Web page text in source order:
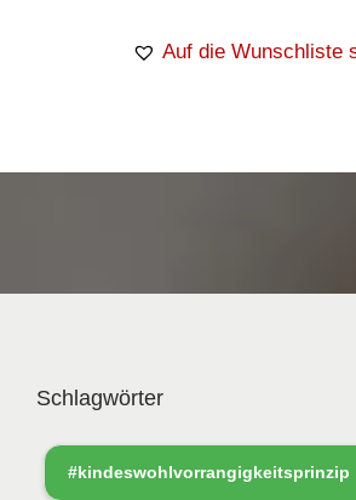
Auf die Wunschliste
Schlagwörter
#kindeswohlvorrangigkeitsprinzip